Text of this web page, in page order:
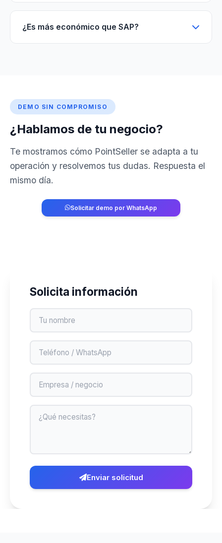
¿Es más económico que SAP?
DEMO SIN COMPROMISO
¿Hablamos de tu negocio?
Te mostramos cómo PointSeller se adapta a tu
operación y resolvemos tus dudas. Respuesta el
mismo día.
Solicitar demo por WhatsApp
Solicita información
Enviar solicitud